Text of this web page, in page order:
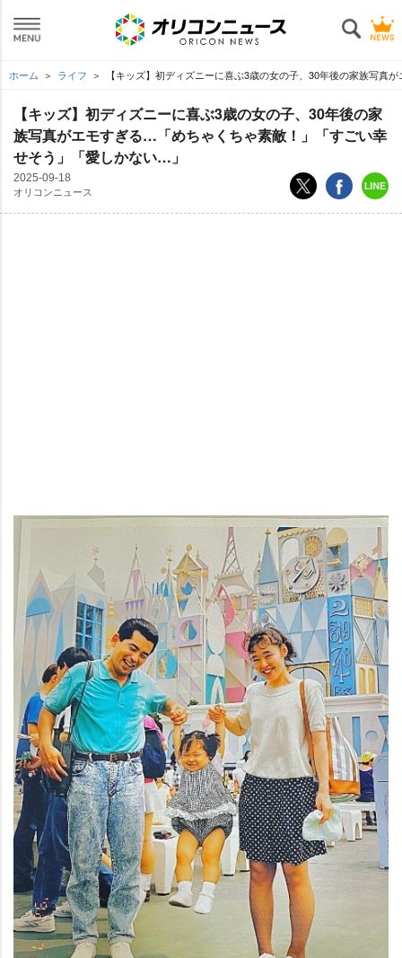
ホーム ライフ 【キッズ】初ディズニーに喜ぶ3歳の女の子、30年後の家族写
【キッズ】初ディズニーに喜ぶ3歳の女の子、30年後の家
族写真がエモすぎる…「めちゃくちゃ素敵！」「すごい幸
せそう」「愛しかない…」
2025-09-18
オリコンニュース